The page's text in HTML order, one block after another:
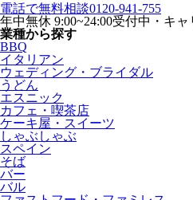
電話で無料相談0120-941-755
年中無休 9:00~24:00受付中・キ
業種から探す
BBQ
イタリアン
ウェディング・ブライダル
うどん
エスニック
カフェ・喫茶店
ケーキ屋・スイーツ
しゃぶしゃぶ
スペイン
そば
バー
バル